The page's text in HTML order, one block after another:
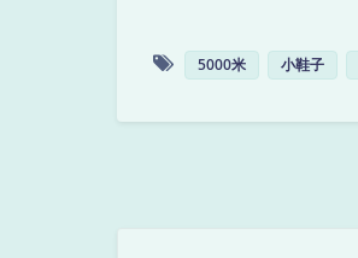
5000米 小鞋子